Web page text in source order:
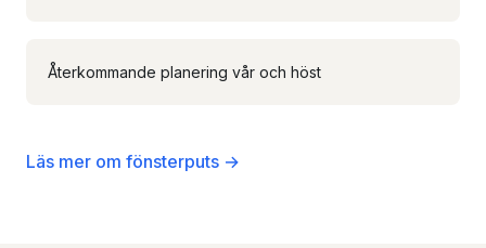
Återkommande planering vår och höst
Läs mer om fönsterputs →